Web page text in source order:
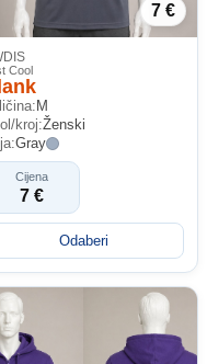
7 €
Cool
M
kroj:Ženski
Gray
Cijena
7 €
Odaberi